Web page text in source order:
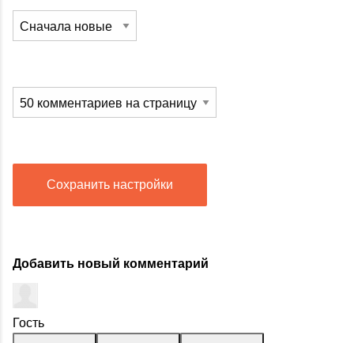
Сохранить настройки
Добавить новый комментарий
Гость